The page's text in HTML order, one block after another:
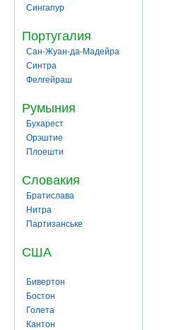
Сингапур
Португалия
Сан-Жуан-да-Мадейра
Синтра
Фелгейраш
Румыния
Бухарест
Орэштие
Плоешти
Словакия
Братислава
Нитра
Партизанське
США
Бивертон
Бостон
Голета
Кантон